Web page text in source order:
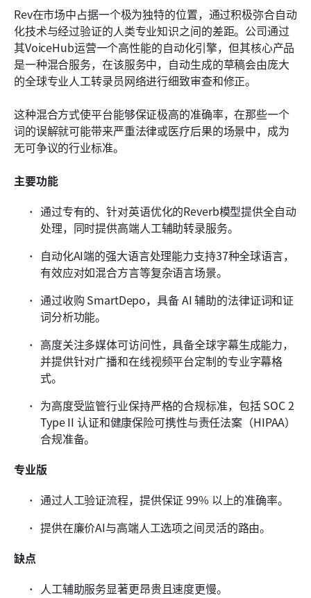
Rev在市场中占据一个极为独特的位置，通过积极弥合自动
化技术与经过验证的人类专业知识之间的差距。公司通过
其VoiceHub运营一个高性能的自动化引擎，但其核心产品
是一种混合服务，在该服务中，自动生成的草稿会由庞大
的全球专业人工转录员网络进行细致审查和修正。
这种混合方式使平台能够保证极高的准确率，在那些一个
词的误解就可能带来严重法律或医疗后果的场景中，成为
无可争议的行业标准。
主要功能
通过专有的、针对英语优化的Reverb模型提供全自动
处理，同时提供高端人工辅助转录服务。
自动化AI端的强大语言处理能力支持37种全球语言，
有效应对如混合方言等复杂语言场景。
通过收购 SmartDepo，具备 AI 辅助的法律证词和证
词分析功能。
高度关注多媒体可访问性，具备全球字幕生成能力，
并提供针对广播和在线视频平台定制的专业字幕格
式。
为高度受监管行业保持严格的合规标准，包括 SOC 2
Type II 认证和健康保险可携性与责任法案（HIPAA）
合规准备。
专业版
通过人工验证流程，提供保证 99% 以上的准确率。
提供在廉价AI与高端人工选项之间灵活的路由。
缺点
人工辅助服务显著更昂贵且速度更慢。